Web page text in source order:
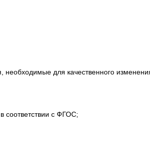
для качественного
соответствии с ФГОС;